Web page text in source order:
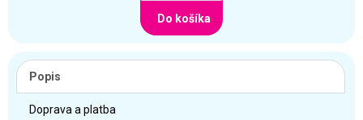
Do košíka
Popis
Doprava a platba